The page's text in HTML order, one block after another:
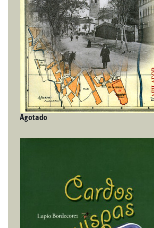
Agotado